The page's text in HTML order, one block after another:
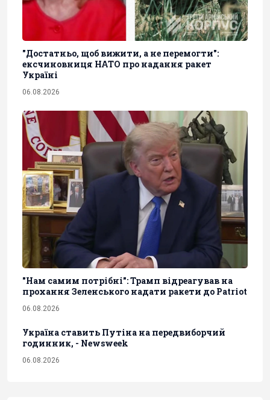
"Достатньо, щоб вижити, а не перемогти":
ексчиновниця НАТО про надання ракет
Україні
06.08.2026
"Нам самим потрібні": Трамп відреагував на
прохання Зеленського надати ракети до Patriot
06.08.2026
Україна ставить Путіна на передвиборчий
годинник, - Newsweek
06.08.2026